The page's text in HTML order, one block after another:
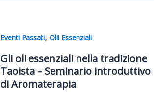
Eventi Passati,Olii Essenziali
Gli oli essenziali nella tradizione
Taoista – Seminario introduttivo
di Aromaterapia